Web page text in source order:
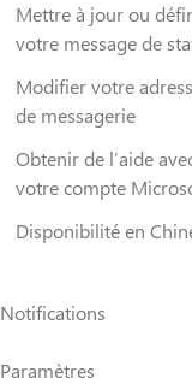
Mettre à jour ou
votre message de
Modifier votre
de messagerie
Obtenir de l’aide
votre compte
Disponibilité en
Notifications
Paramètres